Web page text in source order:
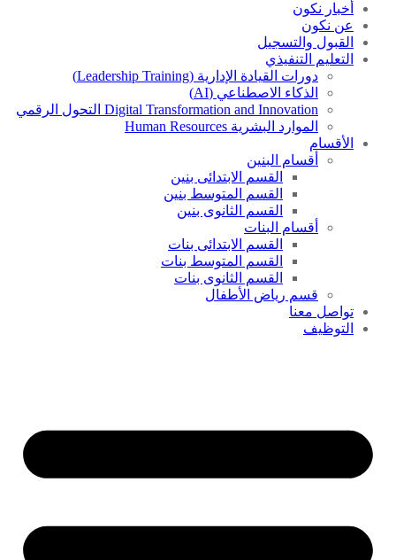
أخبار نكون
عن نكون
القبول والتسجيل
التعليم التنفيذي
دورات القيادة الإدارية (Leadership Training)
الذكاء الاصطناعي (AI)
Digital Transformation and Innovation التحول الرقمي
الموارد البشرية Human Resources
الأقسام
أقسام البنين
القسم الابتدائى بنين
القسم المتوسط بنين
القسم الثانوى بنين
أقسام البنات
القسم الابتدائى بنات
القسم المتوسط بنات
القسم الثانوى بنات
قسم رياض الأطفال
تواصل معنا
التوظيف